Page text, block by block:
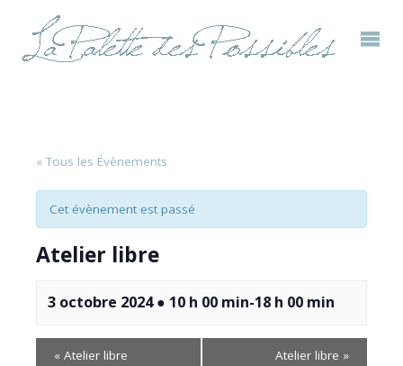
« Tous les Évènements
Cet évènement est passé
Atelier libre
3 octobre 2024 ● 10 h 00 min-18 h 00 min
« Atelier libre Atelier libre »